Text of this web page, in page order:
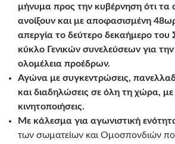
μήνυμα προς την κυβέρνηση ότι τα
ανοίξουν και με αποφασισμένη
απεργία το δεύτερο δεκαήμερο του
κύκλο Γενικών συνελεύσεων για
ολομέλεια προέδρων.
Αγώνα με συγκεντρώσεις,
και διαδηλώσεις σε όλη τη χώρα,
κινητοποιήσεις.
Με κάλεσμα για αγωνιστική
των σωματείων και Ομοσπονδιών